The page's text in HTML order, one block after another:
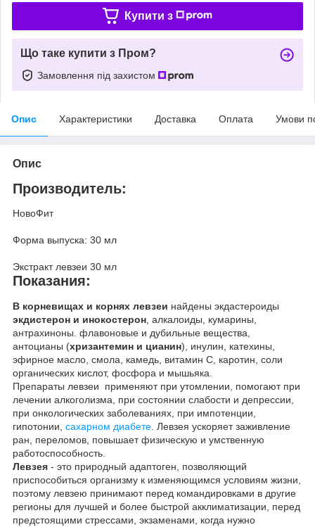
Купити з
Що таке купити з Пром?
Замовлення під захистом
Опис Характеристики Доставка Оплата Умови
Опис
Производитель:
НовоФит
Форма выпуска: 30 мл
Экстракт левзеи 30 мл
Показания:
В корневищах и корнях левзеи найдены экдастероиды
экдистерон и инокостерон , алкалоиды, кумарины,
антрахиноны. флавоновые и дубильные вещества,
антоцианы (хризантемин и цианин), инулин, катехины,
эфирное масло, смола, камедь, витамин С, каротин, соли
органических кислот, фосфора и мышьяка.
Препараты левзеи применяют при утомлении, помогают при
лечении алкоголизма, при состоянии слабости и депрессии,
при онкологических заболеваниях, при импотенции,
гипотонии, сахарном диабете . Левзея ускоряет заживление
ран, переломов, повышает физическую и умственную
работоспособность.
Левзея - это природный адаптоген, позволяющий
приспособиться организму к изменяющимся условиям жизни,
поэтому левзею принимают перед командировками в другие
регионы для лучшей и более быстрой акклиматизации, перед
предстоящими стрессами, экзаменами, когда нужно